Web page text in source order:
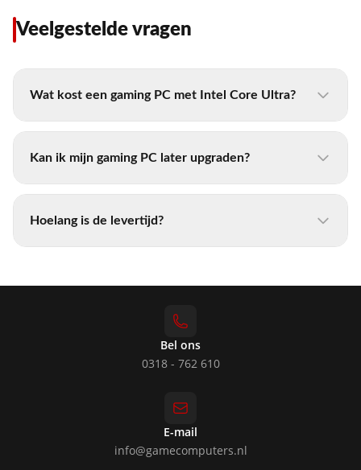
Veelgestelde vragen
Wat kost een gaming PC met Intel Core Ultra?
Kan ik mijn gaming PC later upgraden?
Hoelang is de levertijd?
Bel ons
0318 - 762 610
E-mail
info@gamecomputers.nl